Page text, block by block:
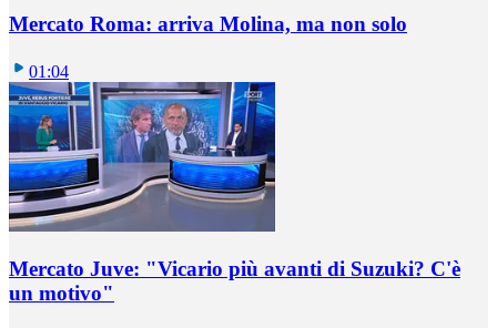
Mercato Roma: arriva Molina, ma non solo
01:04
Mercato Juve: "Vicario più avanti di Suzuki? C'è
un motivo"